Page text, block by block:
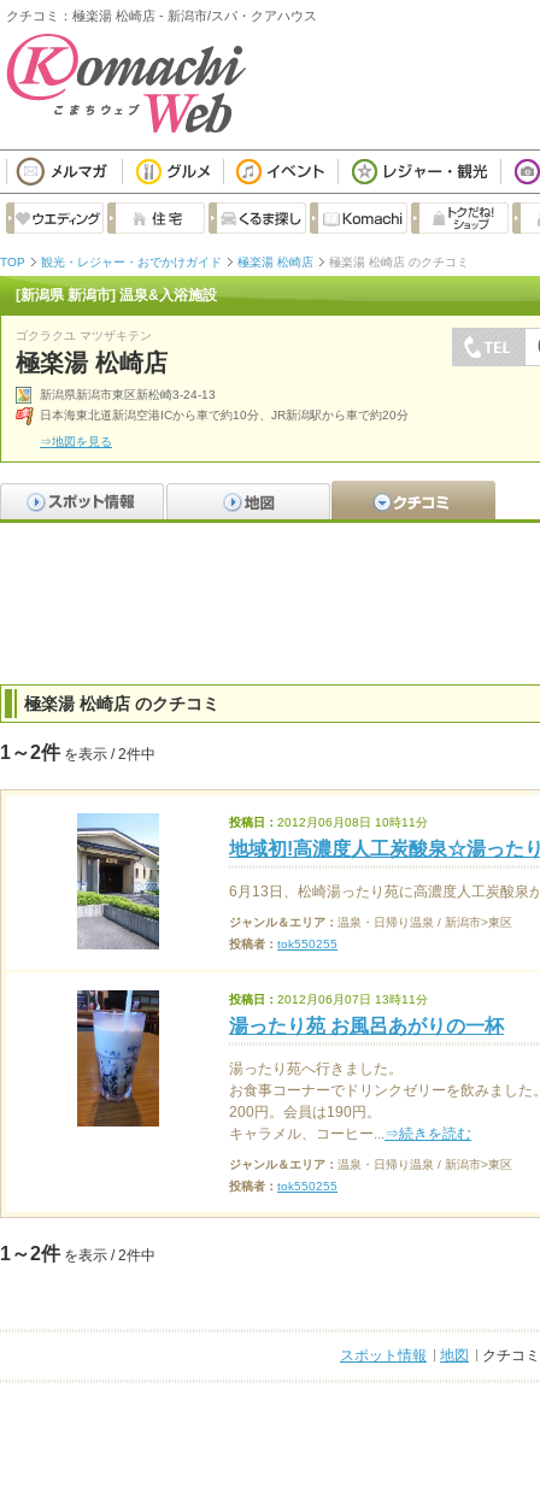
クチコミ：極楽湯 松崎店 - 新潟市/スパ・クアハウス
TOP 観光・レジャー・おでかけガイド 極楽湯 松崎店 極楽湯 松崎店 のクチコミ
[新潟県 新潟市] 温泉&入浴施設
ゴクラクユ マツザキテン
極楽湯 松崎店
新潟県新潟市東区新松崎3-24-13
日本海東北道新潟空港ICから車で約10分、JR新潟駅から車で約20分
⇒地図を見る
極楽湯 松崎店 のクチコミ
1～2件 を表示 / 2件中
投稿日： 2012月06月08日 10時11分
地域初!高濃度人工炭酸泉☆湯った
6月13日、松崎湯ったり苑に高濃度人工炭酸泉
ジャンル＆エリア： 温泉・日帰り温泉 / 新潟市>東区
投稿者： tok550255
投稿日： 2012月06月07日 13時11分
湯ったり苑 お風呂あがりの一杯
湯ったり苑へ行きました。
お食事コーナーでドリンクゼリーを飲みました
200円。会員は190円。
キャラメル、コーヒー...⇒続きを読む
ジャンル＆エリア： 温泉・日帰り温泉 / 新潟市>東区
投稿者： tok550255
1～2件 を表示 / 2件中
スポット情報 地図 クチコミ